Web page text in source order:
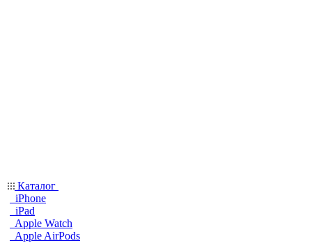
Каталог
iPhone
iPad
Apple Watch
Apple AirPods